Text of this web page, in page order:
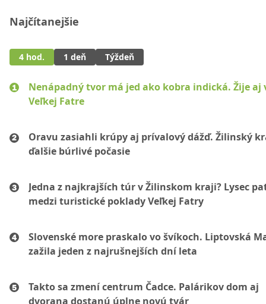
Najčítanejšie
4 hod. 1 deň Týždeň
Nenápadný tvor má jed ako kobra indická. Žije aj
Veľkej Fatre
Oravu zasiahli krúpy aj prívalový dážď. Žilinský
ďalšie búrlivé počasie
Jedna z najkrajších túr v Žilinskom kraji? Lysec
medzi turistické poklady Veľkej Fatry
Slovenské more praskalo vo švíkoch. Liptovská
zažila jeden z najrušnejších dní leta
Takto sa zmení centrum Čadce. Palárikov dom aj
dvorana dostanú úplne novú tvár